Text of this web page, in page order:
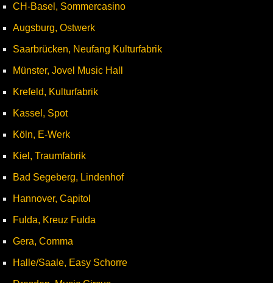
CH-Basel, Sommercasino
Augsburg, Ostwerk
Saarbrücken, Neufang Kulturfabrik
Münster, Jovel Music Hall
Krefeld, Kulturfabrik
Kassel, Spot
Köln, E-Werk
Kiel, Traumfabrik
Bad Segeberg, Lindenhof
Hannover, Capitol
Fulda, Kreuz Fulda
Gera, Comma
Halle/Saale, Easy Schorre